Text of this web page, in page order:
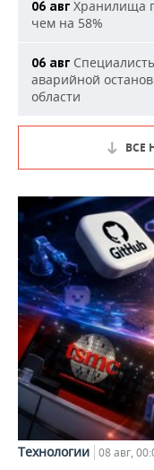
06 авг Хранилища
чем на 58%
06 авг
аварийной
области
ВСЕ
Технологии 08 авг,